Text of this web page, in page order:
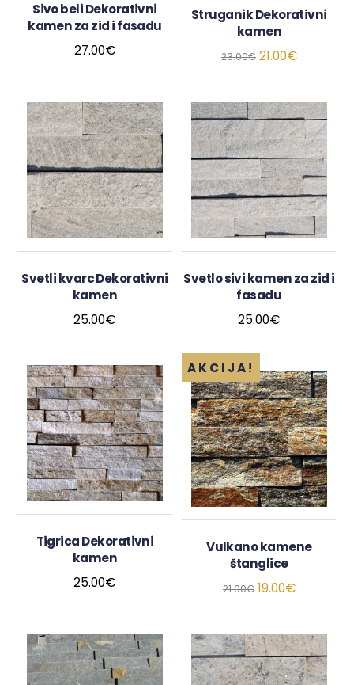
Sivo beli Dekorativni
kamen za zid i fasadu
27.00€
Struganik Dekorativni
kamen
23.00€ 21.00€
Svetli kvarc Dekorativni
kamen
25.00€
Svetlo sivi kamen za zid i
fasadu
25.00€
Tigrica Dekorativni
kamen
25.00€
AKCIJA!
Vulkano kamene
štanglice
21.00€ 19.00€